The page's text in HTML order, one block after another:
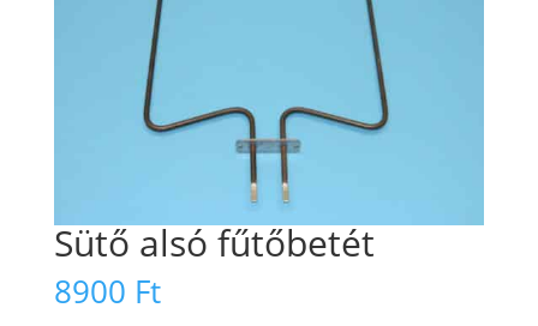
Sütő alsó fűtőbetét
8900 Ft